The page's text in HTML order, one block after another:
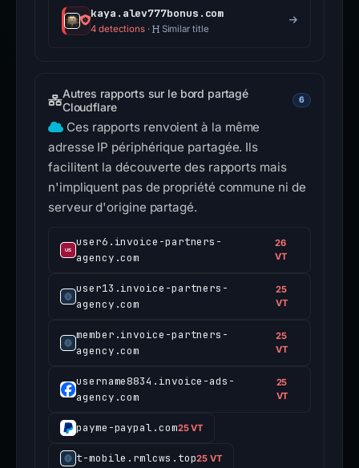
kaya.alev777bonus.com
4 detections · Similar title
Autres rapports sur le bord partagé
Cloudflare
6
Ces rapports renvoient à la même
adresse IP périphérique partagée. Ils
facilitent la découverte des rapports mais
n'impliquent pas de propriété commune ni de
serveur d'origine partagé.
user6.invoice-partners-
agency.com
26
VT
user13.invoice-partners-
agency.com
25
VT
member.invoice-partners-
agency.com
25
VT
username8834.invoice-ads-
agency.com
25
VT
payme-paypal.com25 VT
t-mobile.rmlcws.top25 VT